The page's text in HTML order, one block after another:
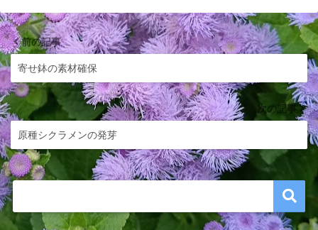
前の記事
寄せ鉢の素材確保
次の記事
原種シクラメンの発芽